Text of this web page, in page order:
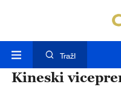
TražI
Kineski